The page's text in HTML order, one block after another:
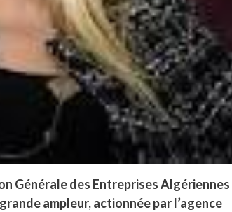
Générale des Entreprises Algériennes
ampleur, actionnée par l’agence